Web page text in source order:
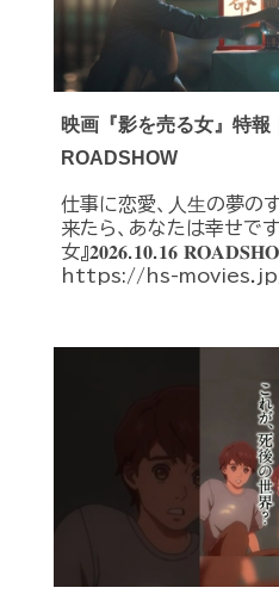
映画『影を売る女』特報
ROADSHOW
仕事に恋愛、⼈⽣の夢の
来たら、あなたは幸せで
女』𝟐𝟎𝟐𝟔.𝟏𝟎.𝟏𝟔
https://hs-